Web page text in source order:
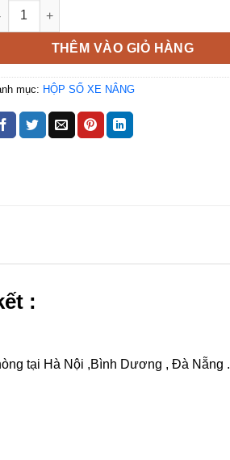
côn số lượng
THÊM VÀO GIỎ HÀNG
mục: HỘP SỐ XE NÂNG
:
tại Hà Nội ,Bình Dương , Đà Nẵng .